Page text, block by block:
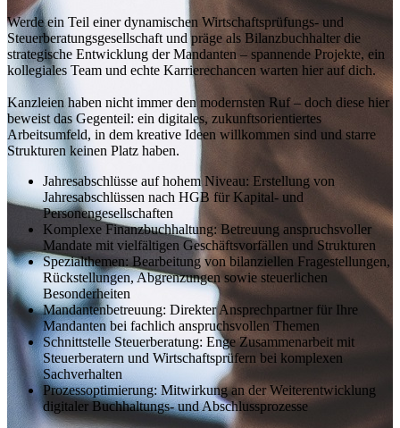
Werde ein Teil einer dynamischen Wirtschaftsprüfungs‑ und
Steuerberatungsgesellschaft und präge als Bilanzbuchhalter die
strategische Entwicklung der Mandanten – spannende Projekte, ein
kollegiales Team und echte Karrierechancen warten hier auf dich.
Kanzleien haben nicht immer den modernsten Ruf – doch diese hier
beweist das Gegenteil: ein digitales, zukunftsorientiertes
Arbeitsumfeld, in dem kreative Ideen willkommen sind und starre
Strukturen keinen Platz haben.
Jahresabschlüsse auf hohem Niveau: Erstellung von
Jahresabschlüssen nach HGB für Kapital- und
Personengesellschaften
Komplexe Finanzbuchhaltung: Betreuung anspruchsvoller
Mandate mit vielfältigen Geschäftsvorfällen und Strukturen
Spezialthemen: Bearbeitung von bilanziellen Fragestellungen,
Rückstellungen, Abgrenzungen sowie steuerlichen
Besonderheiten
Mandantenbetreuung: Direkter Ansprechpartner für Ihre
Mandanten bei fachlich anspruchsvollen Themen
Schnittstelle Steuerberatung: Enge Zusammenarbeit mit
Steuerberatern und Wirtschaftsprüfern bei komplexen
Sachverhalten
Prozessoptimierung: Mitwirkung an der Weiterentwicklung
digitaler Buchhaltungs- und Abschlussprozesse